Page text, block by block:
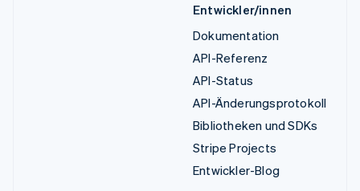
Entwickler/innen
Dokumentation
API-Referenz
API-Status
API-Änderungsprotokoll
Bibliotheken und SDKs
Stripe Projects
Entwickler-Blog